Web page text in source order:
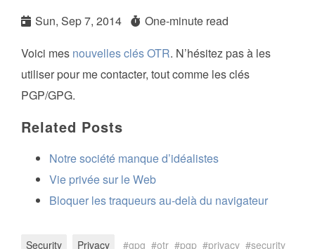
Sun, Sep 7, 2014
One-minute read
Voici mes nouvelles clés OTR. N’hésitez pas à les
utiliser pour me contacter, tout comme les clés
PGP/GPG.
Related Posts
Notre société manque d’idéalistes
Vie privée sur le Web
Bloquer les traqueurs au-delà du navigateur
Security Privacy gpg otr pgp privacy security